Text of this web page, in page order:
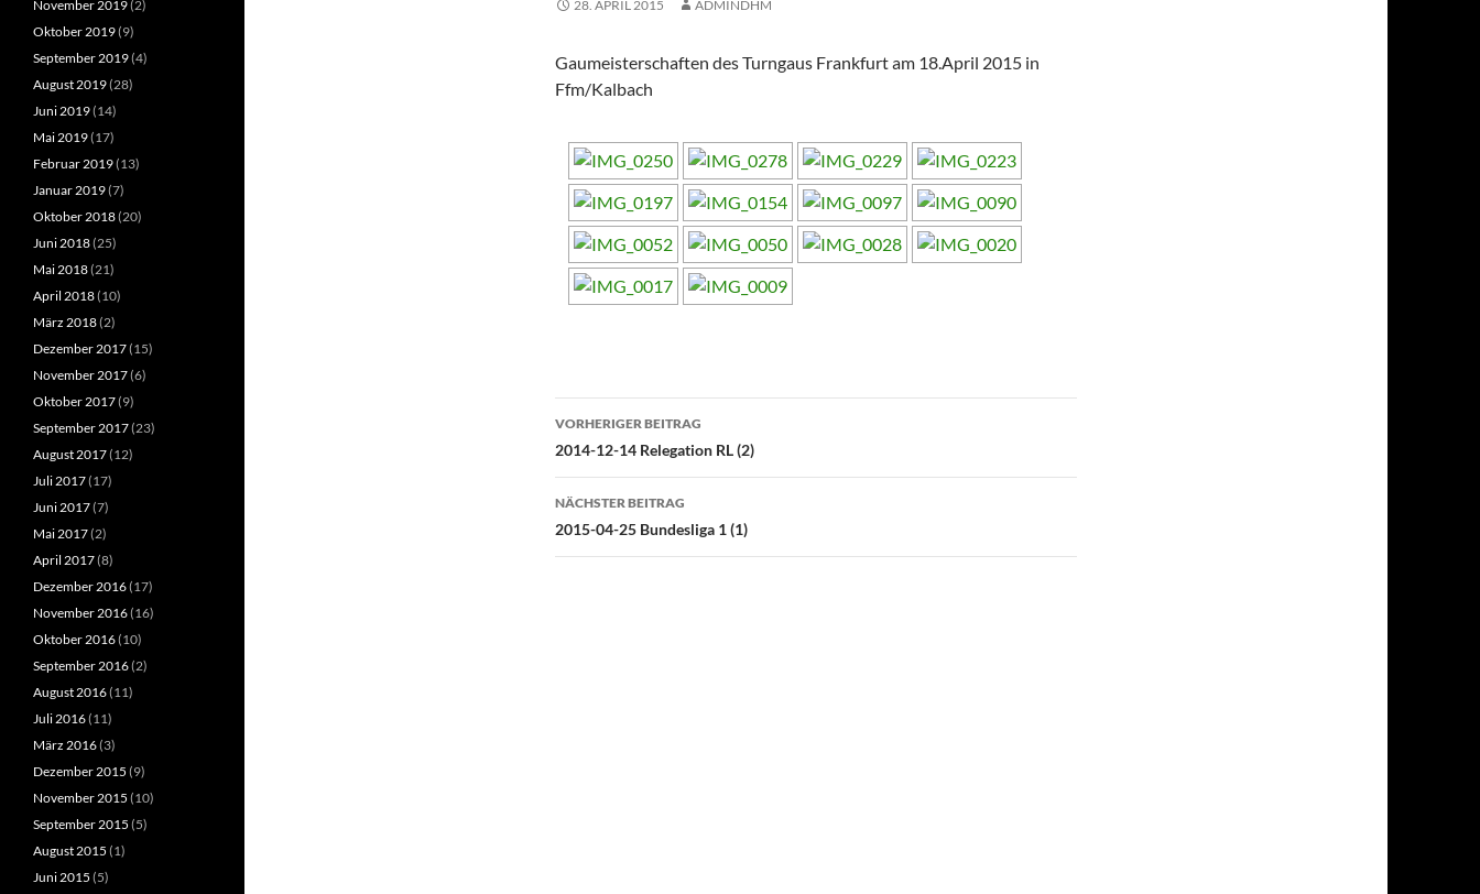
28. APRIL 2015 ADMINDHM
Gaumeisterschaften des Turngaus Frankfurt am 18.April 2015 in
Ffm/Kalbach
Beitragsnavigation
VORHERIGER BEITRAG
2014-12-14 Relegation RL (2)
NÄCHSTER BEITRAG
2015-04-25 Bundesliga 1 (1)
November 2019(2)
Oktober 2019(9)
September 2019(4)
August 2019(28)
Juni 2019(14)
Mai 2019(17)
Februar 2019(13)
Januar 2019(7)
Oktober 2018(20)
Juni 2018(25)
Mai 2018(21)
April 2018(10)
März 2018(2)
Dezember 2017(15)
November 2017(6)
Oktober 2017(9)
September 2017(23)
August 2017(12)
Juli 2017(17)
Juni 2017(7)
Mai 2017(2)
April 2017(8)
Dezember 2016(17)
November 2016(16)
Oktober 2016(10)
September 2016(2)
August 2016(11)
Juli 2016(11)
März 2016(3)
Dezember 2015 (9)
November 2015 (10)
September 2015 (5)
August 2015 (1)
Juni 2015 (5)